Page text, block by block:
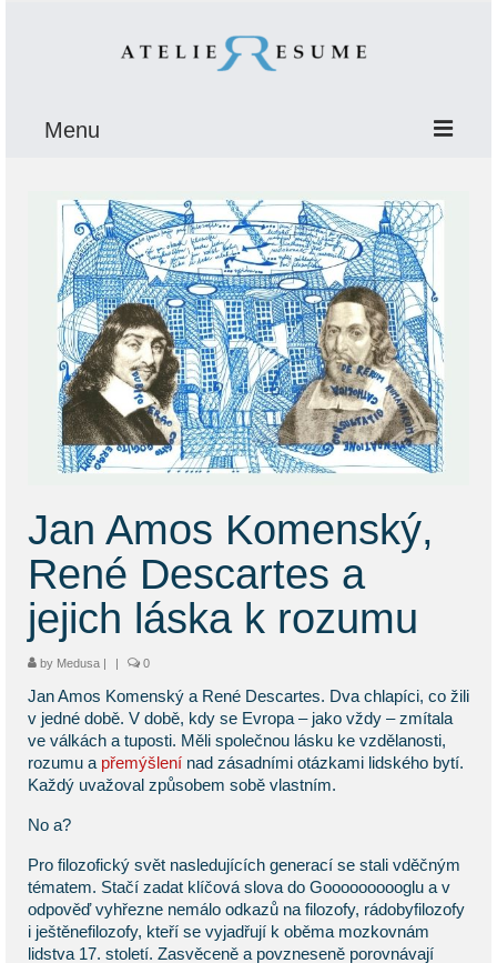
Menu
O NÁS
E-BOOK
Krízy
Stará vydra
PORADŇA
SLOGANY
Jan Amos Komenský,
René Descartes a
jejich láska k rozumu
by Medusa 0
Jan Amos Komenský a René Descartes. Dva chlapíci, co žili
v jedné době. V době, kdy se Evropa – jako vždy – zmítala
ve válkách a tuposti. Měli společnou lásku ke vzdělanosti,
rozumu a přemýšlení nad zásadními otázkami lidského bytí.
Každý uvažoval způsobem sobě vlastním.
No a?
Pro filozofický svět nasledujících generací se stali vděčným
tématem. Stačí zadat klíčová slova do Goooooooooglu a v
odpověď vyhřezne nemálo odkazů na filozofy, rádobyfilozofy
i ještěnefilozofy, kteří se vyjadřují k oběma mozkovnám
lidstva 17. století. Zasvěceně a povzneseně porovnávají